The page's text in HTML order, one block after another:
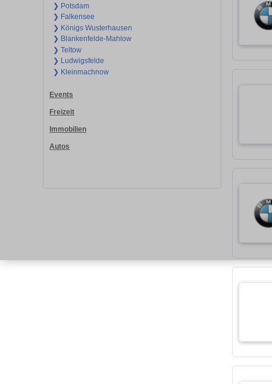
❯ Potsdam
❯ Falkensee
❯ Königs Wusterhausen
❯ Blankenfelde-Mahlow
❯ Teltow
❯ Ludwigsfelde
❯ Kleinmachnow
Events
Freizeit
Immobilien
Autos